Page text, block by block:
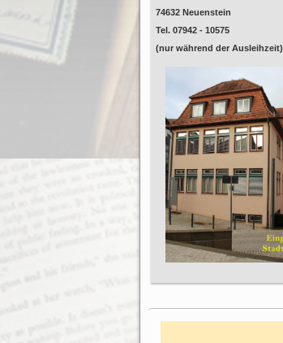
74632 Neuenstein
Tel. 07942 - 10575
(nur während der Ausleihzeit)